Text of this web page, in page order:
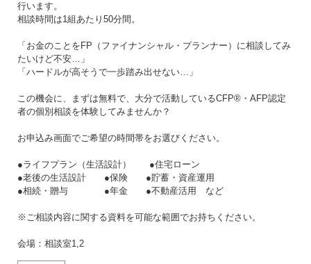
行います。
相談時間は1組あたり50分間。
「お金のことをFP（ファイナンシャル・プランナー）に相談してみ
たいけど不安…」
「ハードルが高そうで一歩踏み出せない…」
この機会に、まずは無料で、大分で活動しているCFP®・AFP認定
者の個別相談を体験してみませんか？
お申込み画面でご希望の時間帯をお選びください。
●ライフプラン（生活設計） ●住宅ローン
●老後の生活設計 ●保険 ●貯蓄・資産運用
●相続・贈与 ●年金 ●不動産活用 など
※ご相談内容に関する資料を可能な範囲でお持ちください。
会場：相談室1,2